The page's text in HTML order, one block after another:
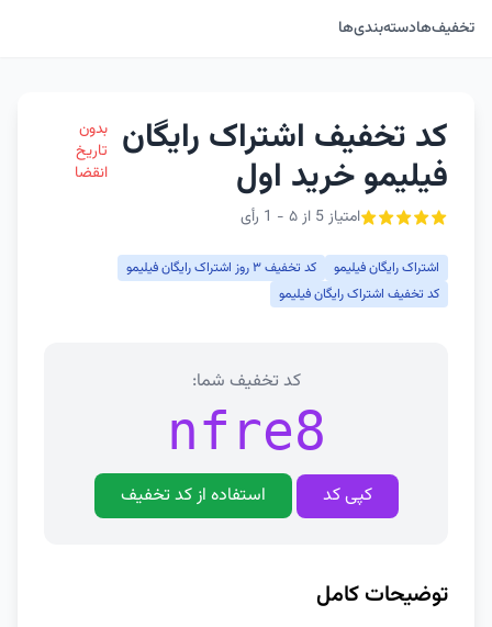
تخفیف‌هادسته‌بندی‌ها
کد تخفیف اشتراک رایگان
فیلیمو خرید اول
امتیاز 5 از ۵ - 1 رأی
بدون
تاریخ
انقضا
اشتراک رایگان فیلیمو
کد تخفیف ۳ روز اشتراک رایگان فیلیمو
کد تخفیف اشتراک رایگان فیلیمو
کد تخفیف شما:
nfre8
کپی کد استفاده از کد تخفیف
توضیحات کامل